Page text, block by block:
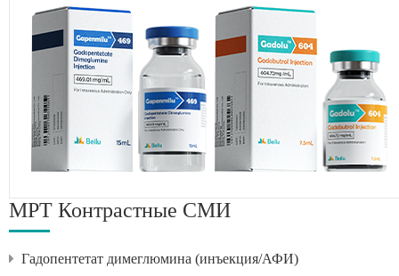
МРТ Контрастные СМИ
Гадопентетат димеглюмина (инъекция/АФИ)